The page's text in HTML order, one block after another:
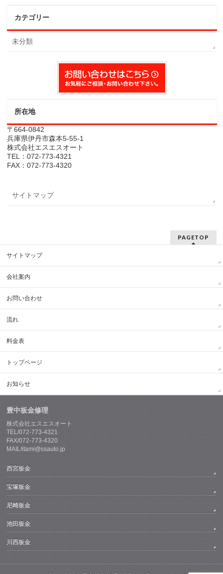
カテゴリー
未分類
所在地
〒664-0842
兵庫県伊丹市森本5-55-1
株式会社エスエスオート
TEL：072-773-4321
FAX：072-773-4320
サイトマップ
PAGETOP
サイトマップ
会社案内
お問い合わせ
流れ
料金表
トップページ
お知らせ
豊中板金修理
株式会社エスエスオート
TEL/072-773-4321
FAX/072-773-4320
MAIL/itami@ssauto.jp
西宮板金
宝塚板金
尼崎板金
池田板金
川西板金